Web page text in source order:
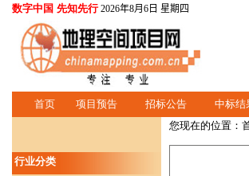
数字中国 先知先行 2026年8月6日 星期四
首页 项目预告 招标公告 中标结
行业分类
您现在的位置：